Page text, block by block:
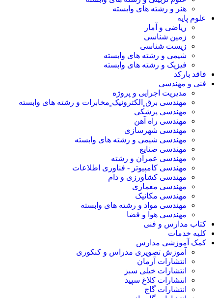
هنر و رشته های وابسته
علوم پایه
ریاضی و آمار
زمین شناسی
زیست شناسی
شیمی و رشته های وابسته
فیزیک و رشته های وابسته
فاقد بارکد
فنی و مهندسی
مدیریت اجرایی و پروژه
مهندسی برق ٍالکترونیک ٍمخابرات و رشته های وابسته
مهندسی پزشکی
مهندسی راه آهن
مهندسی شهرسازی
مهندسی شیمی و رشته های وابسته
مهندسی صنایع
مهندسی عمران و رشته
مهندسی کامپیوتر - فناوری اطلاعات
مهندسی کشاورزی و دام
مهندسی معماری
مهندسی مکانیک
مهندسی مواد و رشته های وابسته
مهندسی هوا و فضا
کتاب مدارس و فنی
کلیه خدمات
کمک آموزشی مدارس
آموزش تصویری مدراس و کنکوری
انتشارات آرمان
انتشارات خیلی سبز
انتشارات کلاغ سپید
انتشارات گاج